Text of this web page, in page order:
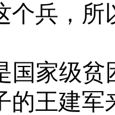
个兵，所
家级贫
的王建